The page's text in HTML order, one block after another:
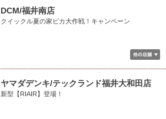
DCM/福井南店
クイックル夏の家ピカ大作戦！キャンペーン
ヤマダデンキ/テックランド福井大和田店
新型【RIAIR】登場！